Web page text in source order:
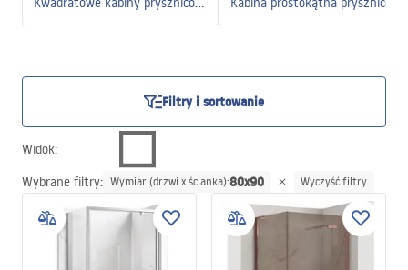
Filtry i sortowanie
Widok:
Wybrane filtry: Wymiar (drzwi x ścianka):80x90 Wyczyść filtry